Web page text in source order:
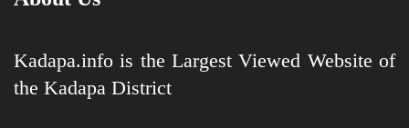
Kadapa.info is the Largest Viewed Website of
the Kadapa District